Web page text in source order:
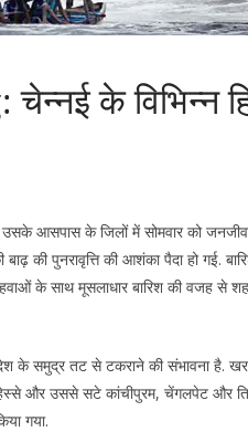
के विभिन्न
आसपास के जिलों में सोमवार को
की पुनरावृत्ति की आशंका पैदा हो गई.
के साथ मूसलाधार बारिश की वजह से
के समुद्र तट से टकराने की संभावना है.
और उससे सटे कांचीपुरम, चेंगलपेट और
गया.